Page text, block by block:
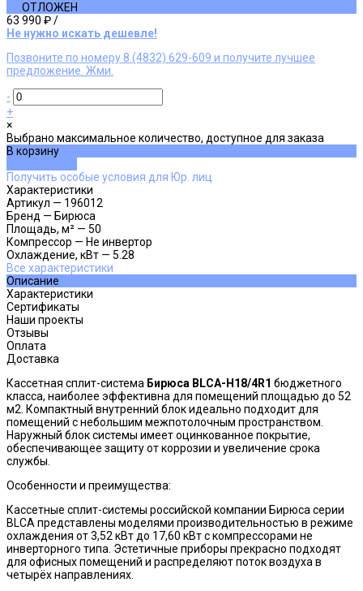
ОТЛОЖЕН
63 990 ₽/
Не нужно искать дешевле!
Позвоните по номеру 8 (4832) 629-609 и получите лучшее
предложение. Жми.
-
+
×
Выбрано максимальное количество, доступное для заказа
В корзину
Получить особые условия для Юр. лиц
Характеристики
Артикул — 196012
Бренд — Бирюса
Площадь, м² — 50
Компрессор — Не инвертор
Охлаждение, кВт — 5.28
Все характеристики
Описание
Характеристики
Сертификаты
Наши проекты
Отзывы
Оплата
Доставка
Кассетная сплит-система Бирюса BLCA-H18/4R1 бюджетного
класса, наиболее эффективна для помещений площадью до 52
м2. Компактный внутренний блок идеально подходит для
помещений с небольшим межпотолочным пространством.
Наружный блок системы имеет оцинкованное покрытие,
обеспечивающее защиту от коррозии и увеличение срока
службы.
Особенности и преимущеcтва:
Кассетные сплит-системы российской компании Бирюса серии
BLCA представлены моделями производительностью в режиме
охлаждения от 3,52 кВт до 17,60 кВт с компрессорами не
инверторного типа. Эстетичные приборы прекрасно подходят
для офисных помещений и распределяют поток воздуха в
четырёх направлениях.